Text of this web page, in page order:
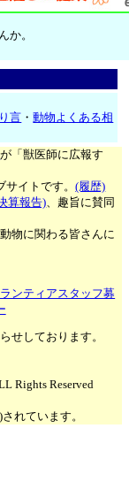
か。
言 ・動物よくある相
が「獣医師に広報す
サイトです。(履歴)
算報告)、趣旨に賛同
物に関わる皆さんに
ンティアスタッフ募
せしております。
Rights Reserved
れています。